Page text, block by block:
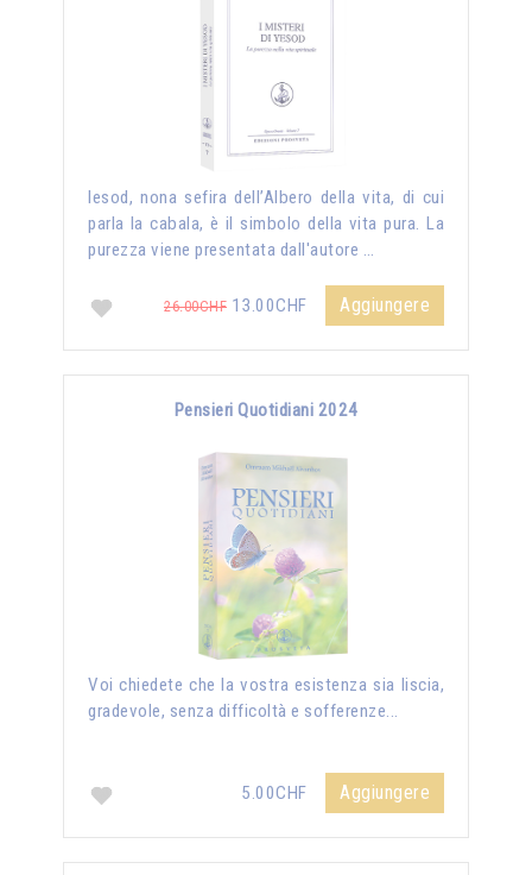
Iesod, nona sefira dell’Albero della vita, di cui
parla la cabala, è il simbolo della vita pura. La
purezza viene presentata dall'autore …
26.00CHF 13.00CHF Aggiungere
Pensieri Quotidiani 2024
Voi chiedete che la vostra esistenza sia liscia,
gradevole, senza difficoltà e sofferenze...
5.00CHF Aggiungere